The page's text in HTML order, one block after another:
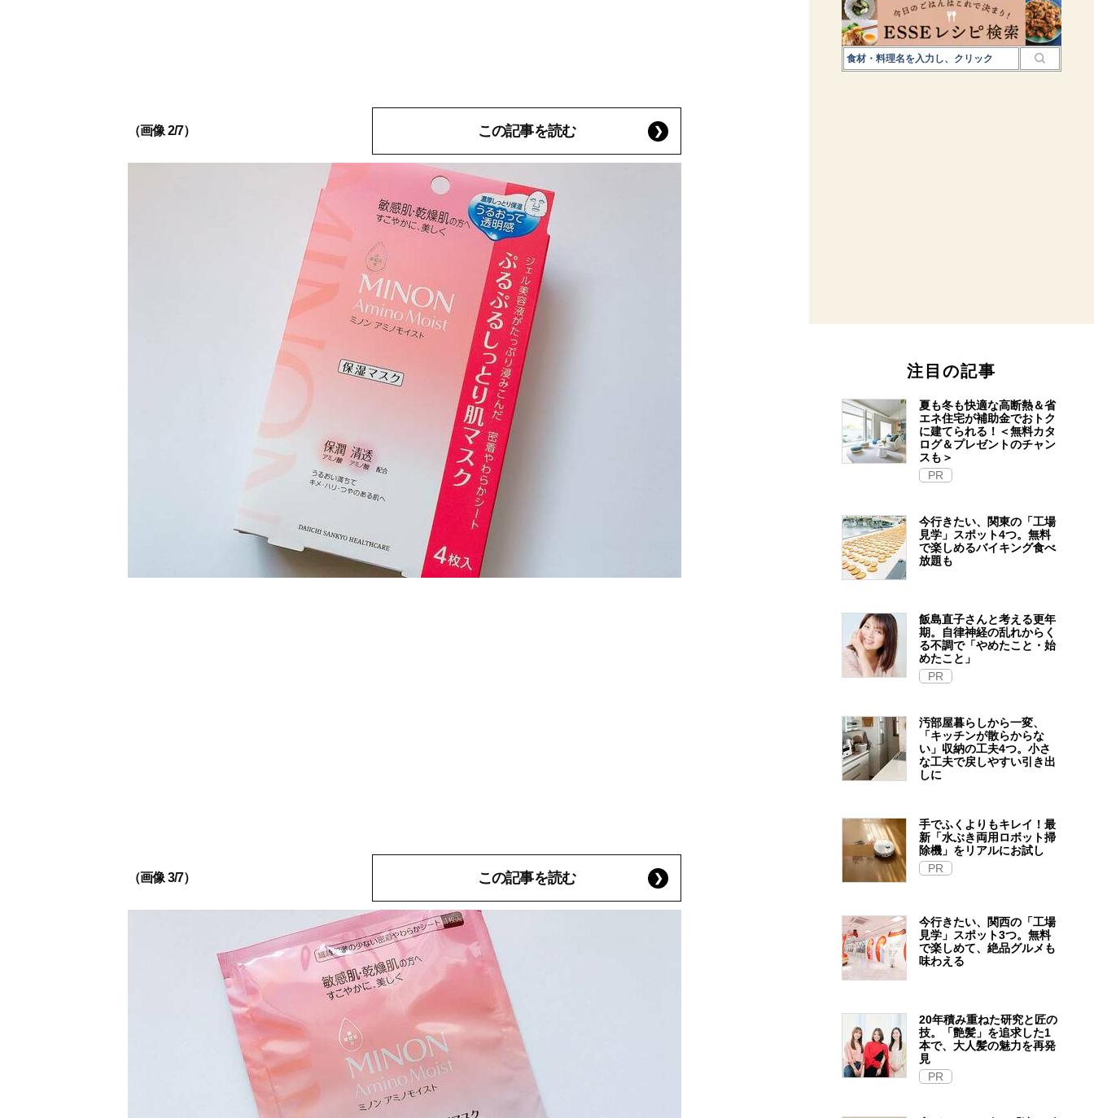
（画像 2/7） この記事を読む
（画像 3/7） この記事を読む
注目の記事
夏も冬も快適な高断熱＆省
エネ住宅が補助金でおトク
に建てられる！＜無料カタ
ログ＆プレゼントのチャン
スも＞
PR
今行きたい、関東の「工場
見学」スポット4つ。無料
で楽しめるバイキング食べ
放題も
飯島直子さんと考える更年
期。自律神経の乱れからく
る不調で「やめたこと・始
めたこと」
PR
汚部屋暮らしから一変、
「キッチンが散らからな
い」収納の工夫4つ。小さ
な工夫で戻しやすい引き出
しに
手でふくよりもキレイ！最
新「水ぶき両用ロボット掃
除機」をリアルにお試し
PR
今行きたい、関西の「工場
見学」スポット3つ。無料
で楽しめて、絶品グルメも
味わえる
20年積み重ねた研究と匠の
技。「艶髪」を追求した1
本で、大人髪の魅力を再発
見
PR